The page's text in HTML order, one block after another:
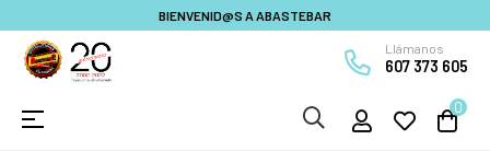
BIENVENID@S A ABASTEBAR
Llámanos
607 373 605
0
Navegación
☰